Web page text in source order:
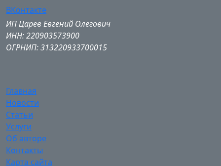
ВКонтакте
ИП Царев Евгений Олегович
ИНН: 220903573900
ОГРНИП: 313220933700015
Главная
Новости
Статьи
Услуги
Об авторе
Контакты
Карта сайта